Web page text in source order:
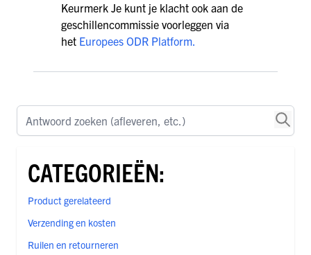
Keurmerk Je kunt je klacht ook aan de
geschillencommissie voorleggen via
het Europees ODR Platform.
CATEGORIEËN:
Product gerelateerd
Verzending en kosten
Ruilen en retourneren